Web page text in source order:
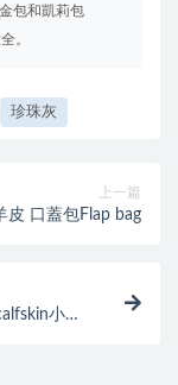
包和凱莉包
。
珍珠灰
上一篇
皮 口蓋包Flap bag
小牛